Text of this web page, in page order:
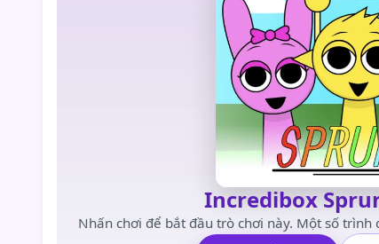
Incredibox
Nhấn chơi để bắt đầu trò chơi này. Một số